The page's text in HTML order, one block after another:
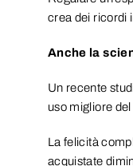
crea dei ricordi
Anche la
Un recente
uso migliore del
La felicità
acquistate